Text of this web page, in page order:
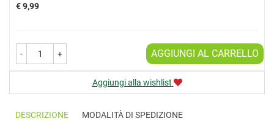
€ 9,99
- + AGGIUNGI AL CARRELLO
Aggiungi alla wishlist
DESCRIZIONE
MODALITÀ DI SPEDIZIONE